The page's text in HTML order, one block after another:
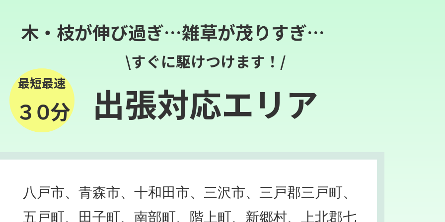
木・枝が伸び過ぎ…雑草が茂りすぎ…
最短最速
３０分
\すぐに駆けつけます！/
出張対応エリア
八戸市、青森市、十和田市、三沢市、三戸郡三戸町、
五戸町、田子町、南部町、階上町、新郷村、上北郡七